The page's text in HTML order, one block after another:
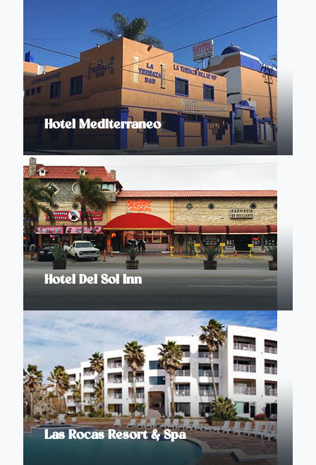
Hotel Mediterraneo
Hotel Del Sol Inn
Las Rocas Resort & Spa